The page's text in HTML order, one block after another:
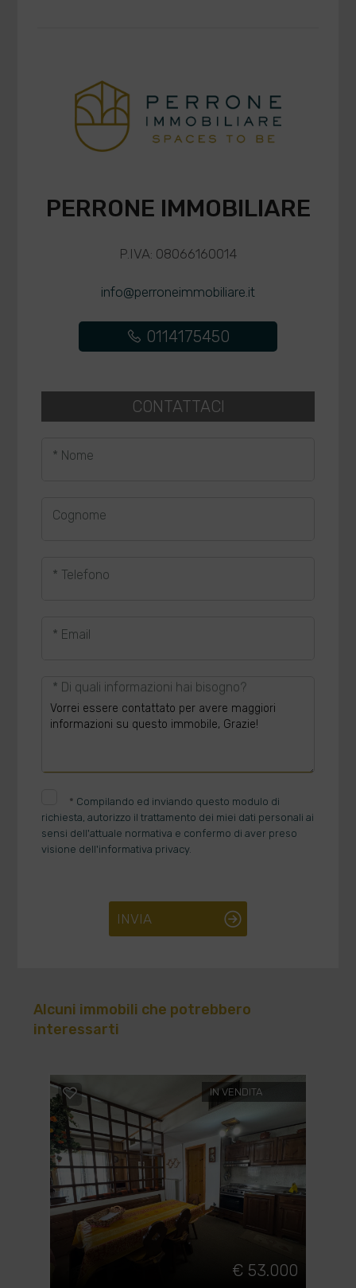
PERRONE IMMOBILIARE
P.IVA: 08066160014
info@perroneimmobiliare.it
0114175450
CONTATTACI
* Nome
Cognome
* Telefono
* Email
* Di quali informazioni hai bisogno?
* Compilando ed inviando questo modulo di
richiesta, autorizzo il trattamento dei miei dati personali ai
sensi dell'attuale normativa e confermo di aver preso
visione dell'informativa privacy.
INVIA
Alcuni immobili che potrebbero
interessarti
IN VENDITA
€ 53.000